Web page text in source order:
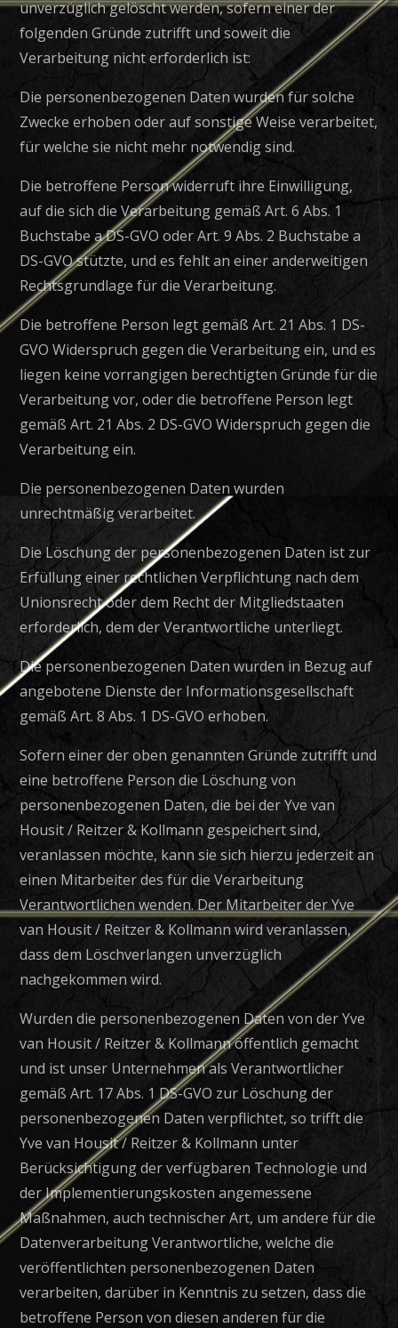
unverzüglich gelöscht werden, sofern einer der
folgenden Gründe zutrifft und soweit die
Verarbeitung nicht erforderlich ist:
Die personenbezogenen Daten wurden für solche
Zwecke erhoben oder auf sonstige Weise verarbeitet,
für welche sie nicht mehr notwendig sind.
Die betroffene Person widerruft ihre Einwilligung,
auf die sich die Verarbeitung gemäß Art. 6 Abs. 1
Buchstabe a DS-GVO oder Art. 9 Abs. 2 Buchstabe a
DS-GVO stützte, und es fehlt an einer anderweitigen
Rechtsgrundlage für die Verarbeitung.
Die betroffene Person legt gemäß Art. 21 Abs. 1 DS-
GVO Widerspruch gegen die Verarbeitung ein, und es
liegen keine vorrangigen berechtigten Gründe für die
Verarbeitung vor, oder die betroffene Person legt
gemäß Art. 21 Abs. 2 DS-GVO Widerspruch gegen die
Verarbeitung ein.
Die personenbezogenen Daten wurden
unrechtmäßig verarbeitet.
Die Löschung der personenbezogenen Daten ist zur
Erfüllung einer rechtlichen Verpflichtung nach dem
Unionsrecht oder dem Recht der Mitgliedstaaten
erforderlich, dem der Verantwortliche unterliegt.
Die personenbezogenen Daten wurden in Bezug auf
angebotene Dienste der Informationsgesellschaft
gemäß Art. 8 Abs. 1 DS-GVO erhoben.
Sofern einer der oben genannten Gründe zutrifft und
eine betroffene Person die Löschung von
personenbezogenen Daten, die bei der Yve van
Housit / Reitzer & Kollmann gespeichert sind,
veranlassen möchte, kann sie sich hierzu jederzeit an
einen Mitarbeiter des für die Verarbeitung
Verantwortlichen wenden. Der Mitarbeiter der Yve
van Housit / Reitzer & Kollmann wird veranlassen,
dass dem Löschverlangen unverzüglich
nachgekommen wird.
Wurden die personenbezogenen Daten von der Yve
van Housit / Reitzer & Kollmann öffentlich gemacht
und ist unser Unternehmen als Verantwortlicher
gemäß Art. 17 Abs. 1 DS-GVO zur Löschung der
personenbezogenen Daten verpflichtet, so trifft die
Yve van Housit / Reitzer & Kollmann unter
Berücksichtigung der verfügbaren Technologie und
der Implementierungskosten angemessene
Maßnahmen, auch technischer Art, um andere für die
Datenverarbeitung Verantwortliche, welche die
veröffentlichten personenbezogenen Daten
verarbeiten, darüber in Kenntnis zu setzen, dass die
betroffene Person von diesen anderen für die